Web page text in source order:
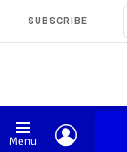
SUBSCRIBE
Menu